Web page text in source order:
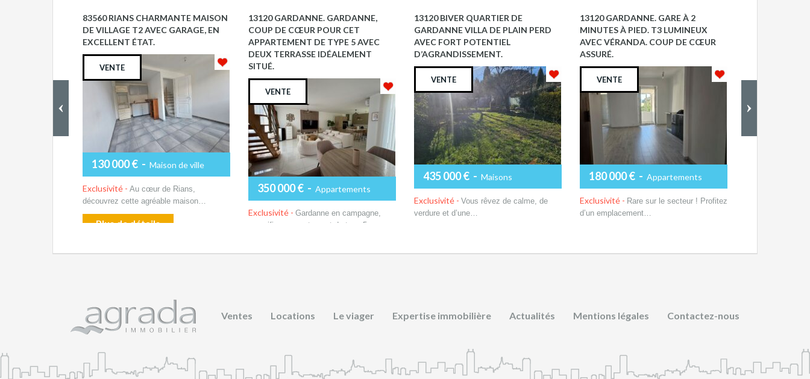
83560 RIANS CHARMANTE MAISON
DE VILLAGE T2 AVEC GARAGE, EN
EXCELLENT ÉTAT.
VENTE
130 000 € - Maison de ville
Exclusivité - Au cœur de Rians,
découvrez cette agréable maison…
Plus de détails
13120 GARDANNE. GARDANNE,
COUP DE CŒUR POUR CET
APPARTEMENT DE TYPE 5 AVEC
DEUX TERRASSE IDÉALEMENT
SITUÉ.
VENTE
350 000 € - Appartements
Exclusivité - Gardanne en campagne,
magnifique appartement de type 5…
13120 BIVER QUARTIER DE
GARDANNE VILLA DE PLAIN PERD
AVEC FORT POTENTIEL
D’AGRANDISSEMENT.
VENTE
435 000 € - Maisons
Exclusivité - Vous rêvez de calme, de
verdure et d’une…
13120 GARDANNE. GARE À 2
MINUTES À PIED. T3 LUMINEUX
AVEC VÉRANDA. COUP DE CŒUR
ASSURÉ.
VENTE
180 000 € - Appartements
Exclusivité - Rare sur le secteur ! Profitez
d’un emplacement…
475 000 €
Ventes Locations Le viager Expertise immobilière Actualités Mentions légales Contactez-nous